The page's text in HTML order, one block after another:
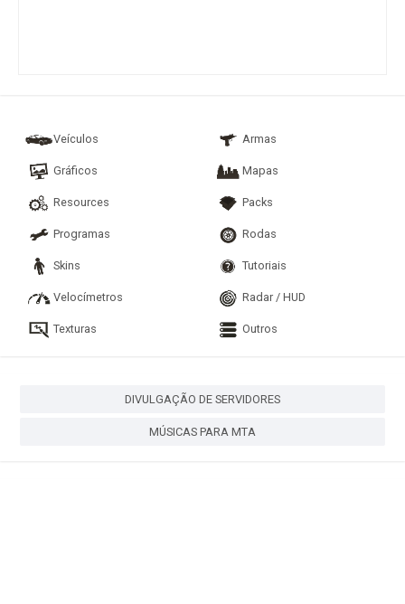
Veículos Armas
Gráficos Mapas
Resources Packs
Programas Rodas
Skins Tutoriais
Velocímetros Radar / HUD
Texturas Outros
DIVULGAÇÃO DE SERVIDORES
MÚSICAS PARA MTA